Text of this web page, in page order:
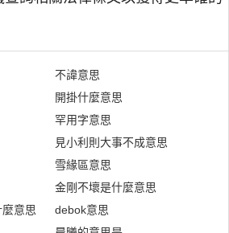
意思
不諱意思
開掛什麼意思
罕用字意思
見小利則大事不成意思
雪緣區意思
金剛不壞是什麼意思
debok意思